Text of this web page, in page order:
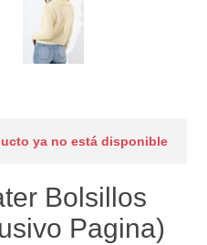
ya no está disponible
Bolsillos
Pagina)